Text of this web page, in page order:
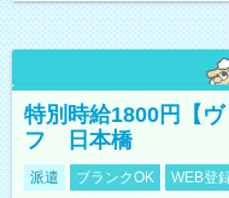
特別時給1800円【
フ 日本橋
派遣 ブランクOK WEB登